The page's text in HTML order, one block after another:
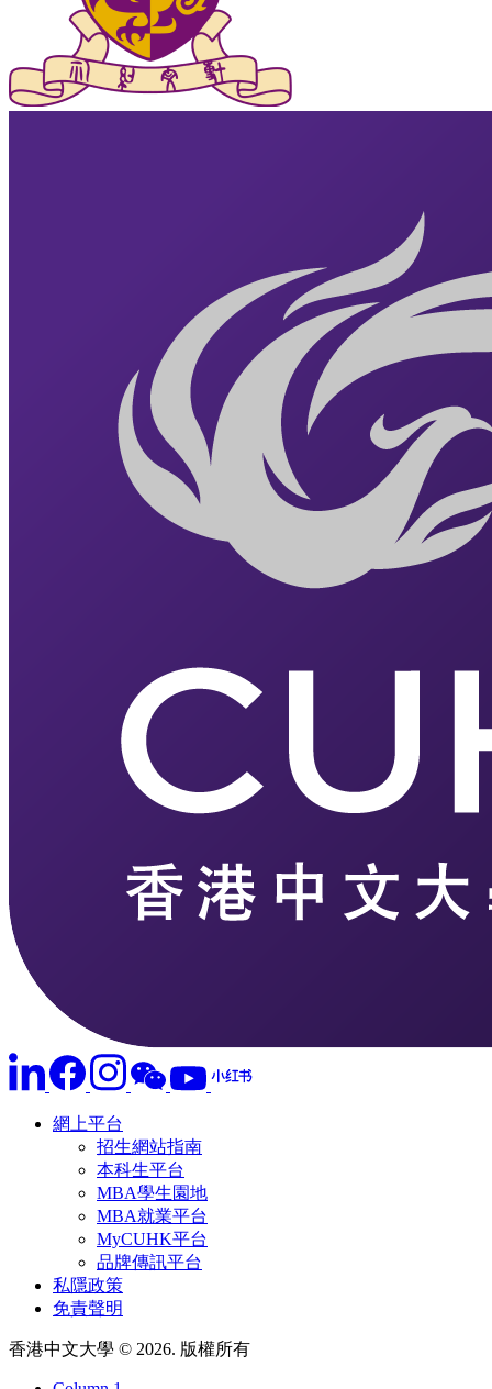
網上平台
招生網站指南
本科生平台
MBA學生園地
MBA就業平台
MyCUHK平台
品牌傳訊平台
私隱政策
免責聲明
香港中文大學 © 2026. 版權所有